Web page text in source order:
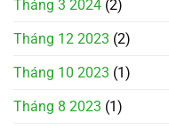
Tháng 3 2024 (2)
Tháng 12 2023 (2)
Tháng 10 2023 (1)
Tháng 8 2023 (1)